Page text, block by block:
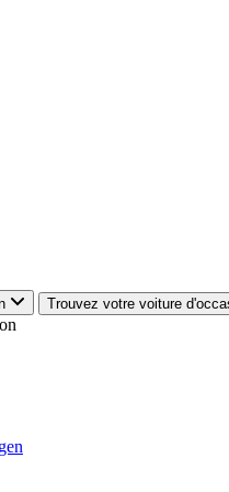
Trouvez votre voiture